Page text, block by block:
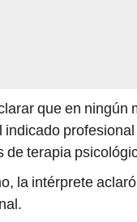
que en
indicado
de terapia
la intérprete